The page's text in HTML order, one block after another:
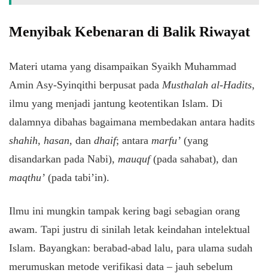
Menyibak Kebenaran di Balik Riwayat
Materi utama yang disampaikan Syaikh Muhammad
Amin Asy-Syinqithi berpusat pada Musthalah al-Hadits,
ilmu yang menjadi jantung keotentikan Islam. Di
dalamnya dibahas bagaimana membedakan antara hadits
shahih, hasan, dan dhaif; antara marfu’ (yang
disandarkan pada Nabi), mauquf(pada sahabat), dan
maqthu’ (pada tabi’in).
Ilmu ini mungkin tampak kering bagi sebagian orang
awam. Tapi justru di sinilah letak keindahan intelektual
Islam. Bayangkan: berabad-abad lalu, para ulama sudah
merumuskan metode verifikasi data – jauh sebelum